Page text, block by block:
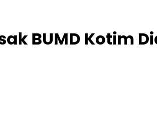
BUMD Kotim